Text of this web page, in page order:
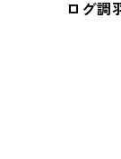
ログ調